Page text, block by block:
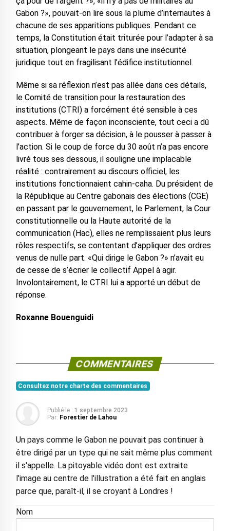
Gabon ?», pouvait-on lire sous la plume d’internautes à
chacune de ses apparitions publiques. Pendant ce
temps, la Constitution était triturée pour l’adapter à sa
situation, plongeant le pays dans une insécurité
juridique tout en fragilisant l’édifice institutionnel.
Même si sa réflexion n’est pas allée dans ces détails,
le Comité de transition pour la restauration des
institutions (CTRI) a forcément été sensible à ces
aspects. Même de façon inconsciente, tout ceci a dû
contribuer à forger sa décision, à le pousser à passer à
l’action. Si le coup de force du 30 août n’a pas encore
livré tous ses dessous, il souligne une implacable
réalité : contrairement au discours officiel, les
institutions fonctionnaient cahin-caha. Du président de
la République au Centre gabonais des élections (CGE)
en passant par le gouvernement, le Parlement, la Cour
constitutionnelle ou la Haute autorité de la
communication (Hac), elles ne remplissaient plus leurs
rôles respectifs, se contentant d’appliquer des ordres
venus de nulle part. «Qui dirige le Gabon ?» n’avait eu
de cesse de s’écrier le collectif Appel à agir.
Involontairement, le CTRI lui a apporté un début de
réponse.
Roxanne Bouenguidi
COMMENTAIRES
Consultez notre charte des commentaires
Publié le : 1 septembre 2023
Par: Forestier de Lahou
Un pays comme le Gabon ne pouvait pas continuer à
être dirigé par un type qui ne sait même plus comment
il s'appelle. La pitoyable vidéo dont est extraite
l'image au centre de l'illustration a été fait en anglais
parce que, paraît-il, il se croyant à Londres !
Nom